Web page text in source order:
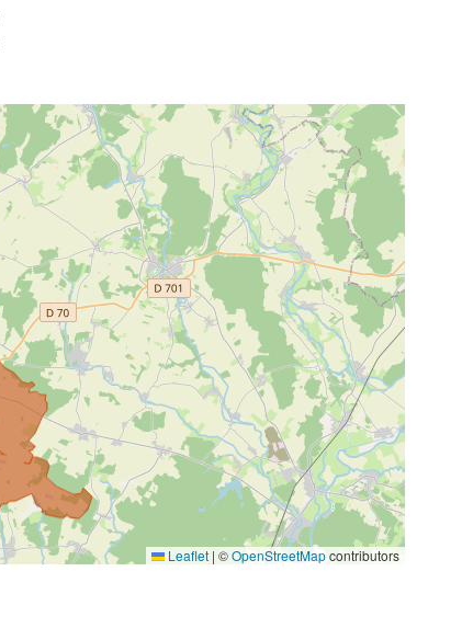
Leaflet | ©OpenStreetMapcontributors